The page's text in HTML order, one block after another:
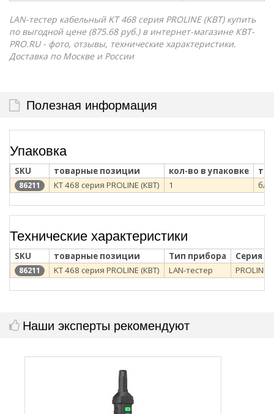
LAN-тестер кабельный KT 468 серия PROLINE (КВТ) купить
по выгодной цене (875.68 руб.) в интернет-магазине КВТ-
PRO.RU - фото, отзывы, технические характеристики.
Доставка по Москве и России
Полезная информация
Упаковка
SKU товарные позиции кол-во в упаковке
86211 KT 468 серия PROLINE (КВТ) 1
Технические характеристики
SKU товарные позиции Тип прибора Серия
86211 KT 468 серия PROLINE (КВТ) LAN-тестер PROLINE
Наши эксперты рекомендуют